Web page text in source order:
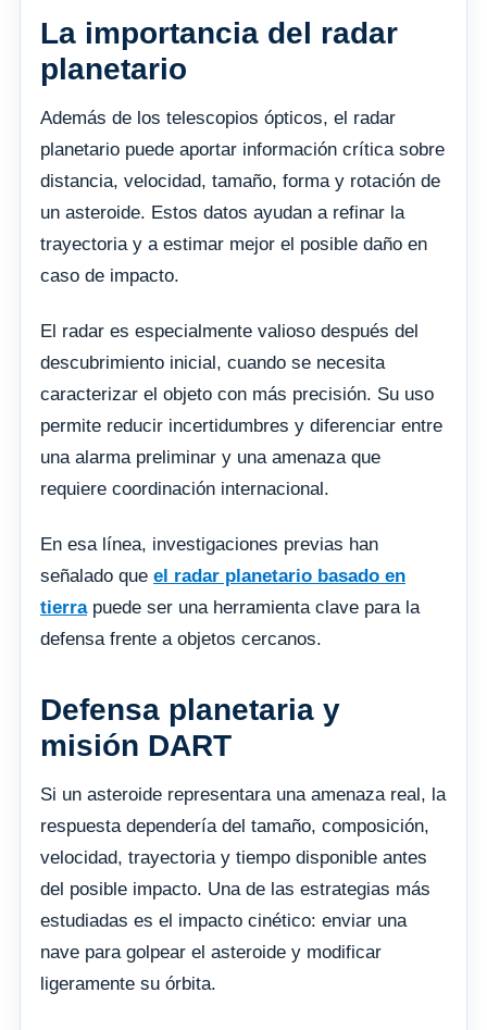
La importancia del radar
planetario
Además de los telescopios ópticos, el radar
planetario puede aportar información crítica sobre
distancia, velocidad, tamaño, forma y rotación de
un asteroide. Estos datos ayudan a refinar la
trayectoria y a estimar mejor el posible daño en
caso de impacto.
El radar es especialmente valioso después del
descubrimiento inicial, cuando se necesita
caracterizar el objeto con más precisión. Su uso
permite reducir incertidumbres y diferenciar entre
una alarma preliminar y una amenaza que
requiere coordinación internacional.
En esa línea, investigaciones previas han
señalado que el radar planetario basado en
tierrapuede ser una herramienta clave para la
defensa frente a objetos cercanos.
Defensa planetaria y
misión DART
Si un asteroide representara una amenaza real, la
respuesta dependería del tamaño, composición,
velocidad, trayectoria y tiempo disponible antes
del posible impacto. Una de las estrategias más
estudiadas es el impacto cinético: enviar una
nave para golpear el asteroide y modificar
ligeramente su órbita.